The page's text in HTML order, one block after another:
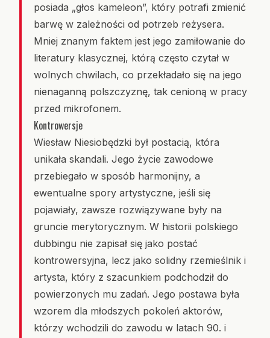
posiada „głos kameleon”, który potrafi zmienić
barwę w zależności od potrzeb reżysera.
Mniej znanym faktem jest jego zamiłowanie do
literatury klasycznej, którą często czytał w
wolnych chwilach, co przekładało się na jego
nienaganną polszczyznę, tak cenioną w pracy
przed mikrofonem.
Kontrowersje
Wiesław Niesiobędzki był postacią, która
unikała skandali. Jego życie zawodowe
przebiegało w sposób harmonijny, a
ewentualne spory artystyczne, jeśli się
pojawiały, zawsze rozwiązywane były na
gruncie merytorycznym. W historii polskiego
dubbingu nie zapisał się jako postać
kontrowersyjna, lecz jako solidny rzemieślnik i
artysta, który z szacunkiem podchodził do
powierzonych mu zadań. Jego postawa była
wzorem dla młodszych pokoleń aktorów,
którzy wchodzili do zawodu w latach 90. i